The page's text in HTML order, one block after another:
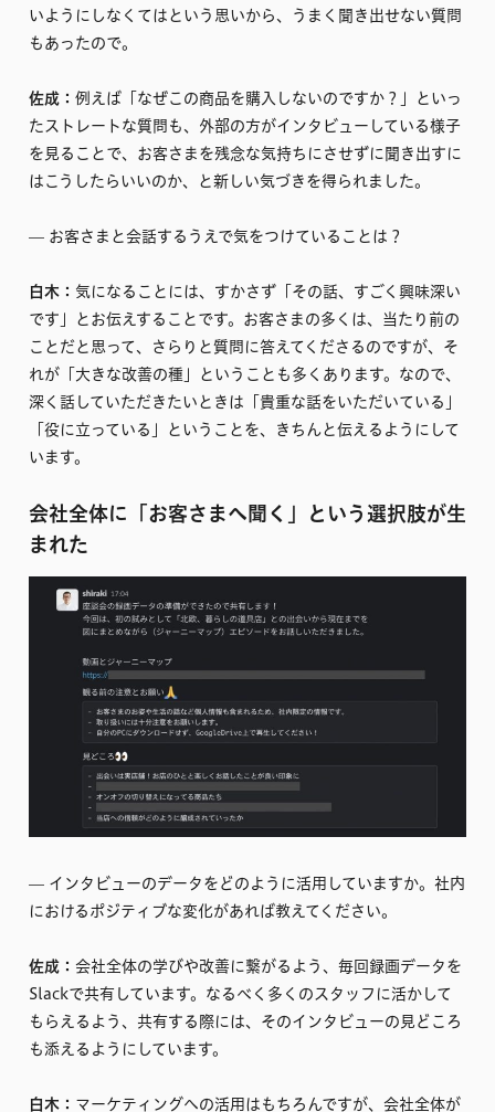
いようにしなくてはという思いから、うまく聞き出せない質問
もあったので。
佐成： 例えば「なぜこの商品を購入しないのですか？」といっ
たストレートな質問も、外部の方がインタビューしている様子
を見ることで、お客さまを残念な気持ちにさせずに聞き出すに
はこうしたらいいのか、と新しい気づきを得られました。
–– お客さまと会話するうえで気をつけていることは？
白木： 気になることには、すかさず「その話、すごく興味深い
です」とお伝えすることです。お客さまの多くは、当たり前の
ことだと思って、さらりと質問に答えてくださるのですが、そ
れが「大きな改善の種」ということも多くあります。なので、
深く話していただきたいときは「貴重な話をいただいている」
「役に立っている」ということを、きちんと伝えるようにして
います。
会社全体に「お客さまへ聞く」という選択肢が生
まれた
–– インタビューのデータをどのように活用していますか。社内
におけるポジティブな変化があれば教えてください。
佐成： 会社全体の学びや改善に繋がるよう、毎回録画データを
Slackで共有しています。なるべく多くのスタッフに活かして
もらえるよう、共有する際には、そのインタビューの見どころ
も添えるようにしています。
白木： マーケティングへの活用はもちろんですが、会社全体が